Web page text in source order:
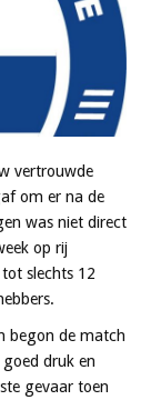
vertrouwde
om er na de
was niet direct
op rij
slechts 12
begon de match
druk en
gevaar toen